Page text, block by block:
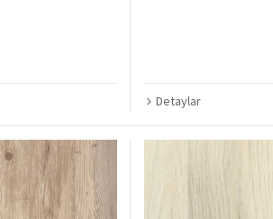
Detaylar